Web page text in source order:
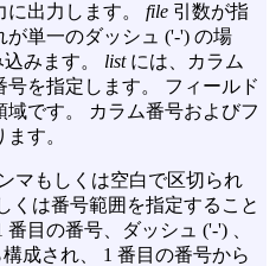
出力します。 file 引数が指
単一のダッシュ ('-') の場
みます。 listには、カラム
を指定します。 フィールド
です。 カラム番号およびフ
す。
マもしくは空白で区切られ
くは番号範囲を指定すること
目の番号、ダッシュ ('-') 、
成され、 1 番目の番号から